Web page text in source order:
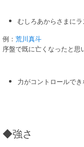
むしろあからさまに
例： 荒川真斗
序盤で既に亡くなったと
力がコントロールで
◆強さ